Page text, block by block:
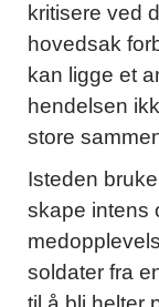
kritisere ved
hovedsak
kan ligge et
hendelsen
store
Isteden
skape intens
soldater fra